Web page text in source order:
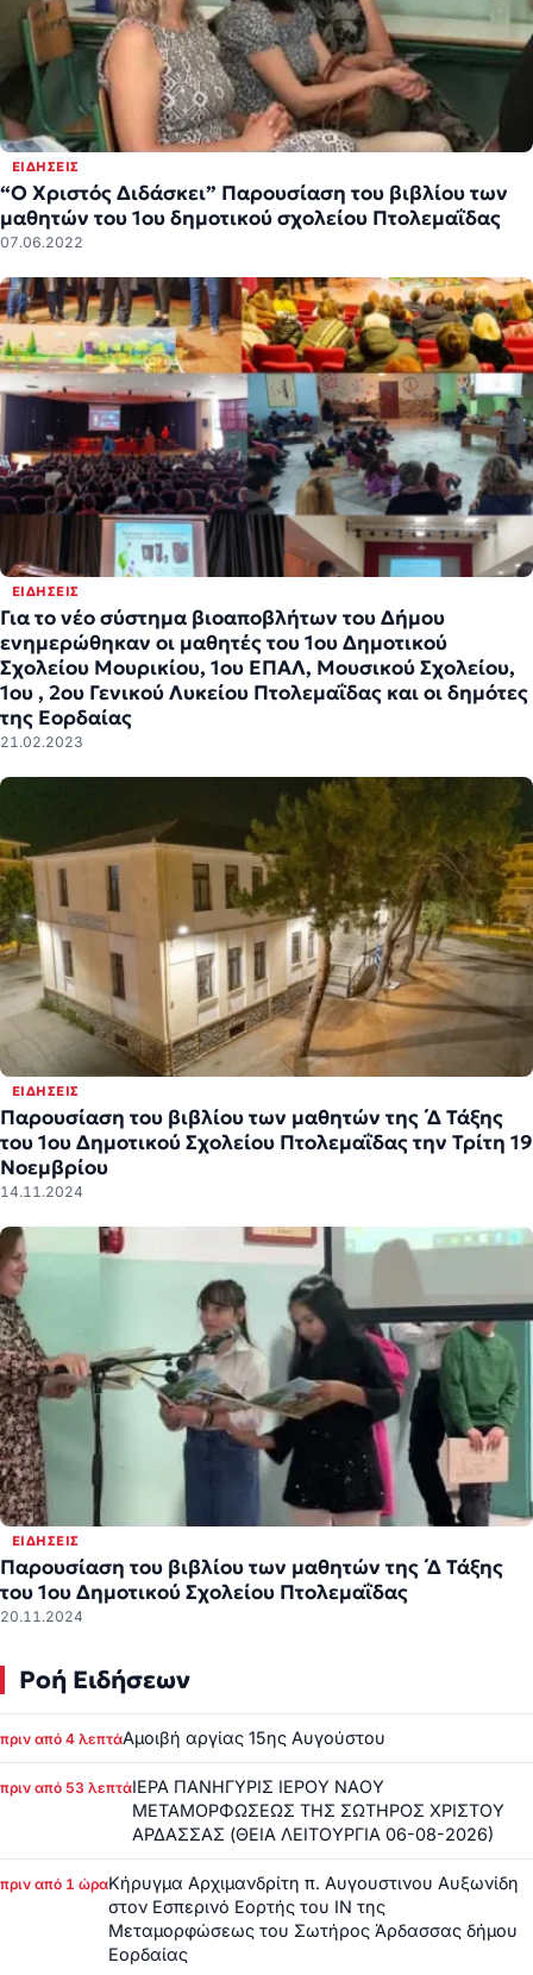
ΕΙΔΉΣΕΙΣ
“Ο Χριστός Διδάσκει” Παρουσίαση του βιβλίου των
μαθητών του 1ου δημοτικού σχολείου Πτολεμαΐδας
07.06.2022
ΕΙΔΉΣΕΙΣ
Για το νέο σύστημα βιοαποβλήτων του Δήμου
ενημερώθηκαν οι μαθητές του 1ου Δημοτικού
Σχολείου Μουρικίου, 1ου ΕΠΑΛ, Μουσικού Σχολείου,
1ου , 2ου Γενικού Λυκείου Πτολεμαΐδας και οι δημότες
της Εορδαίας
21.02.2023
ΕΙΔΉΣΕΙΣ
Παρουσίαση του βιβλίου των μαθητών της ΄Δ Τάξης
του 1ου Δημοτικού Σχολείου Πτολεμαΐδας την Τρίτη 19
Νοεμβρίου
14.11.2024
ΕΙΔΉΣΕΙΣ
Παρουσίαση του βιβλίου των μαθητών της ΄Δ Τάξης
του 1ου Δημοτικού Σχολείου Πτολεμαΐδας
20.11.2024
Ροή Ειδήσεων
πριν από 4 λεπτάΑμοιβή αργίας 15ης Αυγούστου
πριν από 53 λεπτάΙΕΡΑ ΠΑΝΗΓΥΡΙΣ ΙΕΡΟΥ ΝΑΟΥ
ΜΕΤΑΜΟΡΦΩΣΕΩΣ ΤΗΣ ΣΩΤΗΡΟΣ ΧΡΙΣΤΟΥ
ΑΡΔΑΣΣΑΣ (ΘΕΙΑ ΛΕΙΤΟΥΡΓΙΑ 06-08-2026)
πριν από 1 ώραΚήρυγμα Αρχιμανδρίτη π. Αυγουστινου Αυξωνίδη
στον Εσπερινό Εορτής του ΙΝ της
Μεταμορφώσεως του Σωτήρος Άρδασσας δήμου
Εορδαίας